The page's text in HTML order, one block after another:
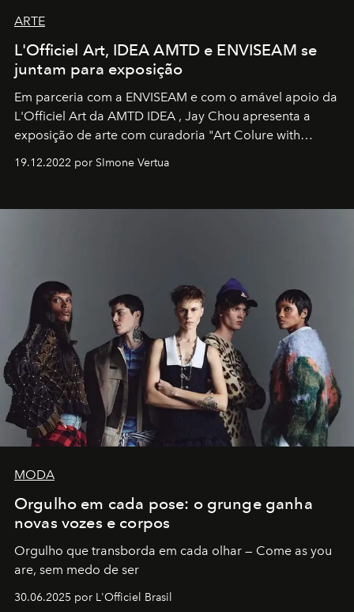
ARTE
L'Officiel Art, IDEA AMTD e ENVISEAM se
juntam para exposição
Em parceria com a ENVISEAM e com o amável apoio da
L'Officiel Art da AMTD IDEA , Jay Chou apresenta a
exposição de arte com curadoria "Art Colure with
19.12.2022 por SImone Vertua
MODA
Orgulho em cada pose: o grunge ganha
novas vozes e corpos
Orgulho que transborda em cada olhar — Come as you
are, sem medo de ser
30.06.2025 por L'Officiel Brasil